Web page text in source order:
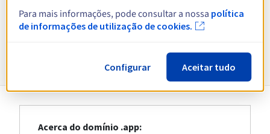
Ver todas as extensões
Informações sobre .app
Acerca do domínio .app:
Para mais informações, pode consultar a nossa política
de informações de utilização de cookies.
Configurar Aceitar tudo